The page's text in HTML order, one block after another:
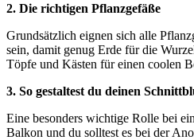
2. Die richtigen Pflanzgefäße
Grundsätzlich eignen sich alle
sein, damit genug Erde für die
Töpfe und Kästen für einen coolen
3. So gestaltest du deinen
Eine besonders wichtige Rolle bei
Balkon und du solltest es bei der